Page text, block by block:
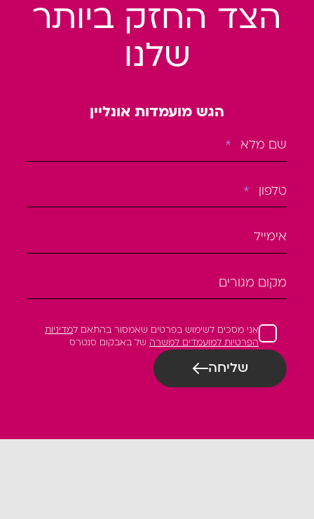
הצד החזק ביותר
שלנו
הגש מועמדות אונליין
שם מלא *
טלפון *
אימייל
מקום מגורים
אני מסכים לשימוש בפרטים שאמסור בהתאם ל מדיניות
הפרטיות למועמדים למשרה של באבקום סנטרס
שליחה